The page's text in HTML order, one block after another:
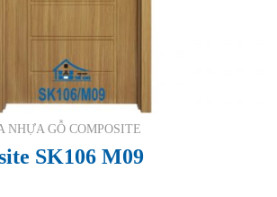
NHỰA GỖ COMPOSITE
SK106 M09